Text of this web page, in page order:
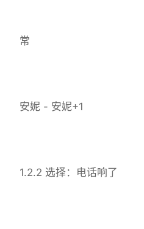
常
安妮 - 安妮+1
1.2.2 选择：电话响了